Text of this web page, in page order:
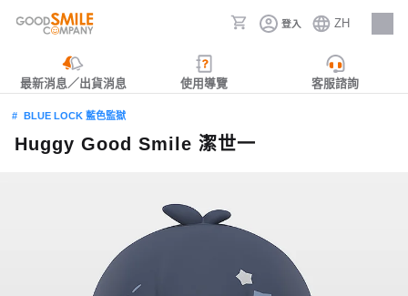
登入 ZH
人才招募
最新消息／出貨消息 使用導覽 客服諮詢
BLUE LOCK 藍色監獄
Huggy Good Smile 潔世一